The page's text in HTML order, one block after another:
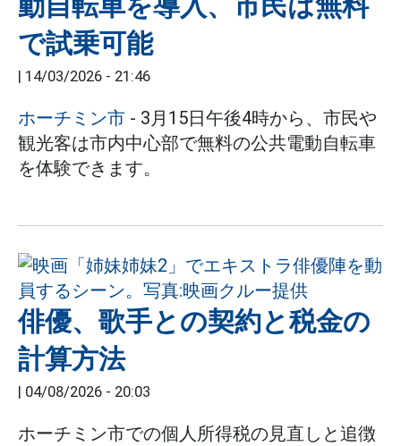
で試乗可能
| 14/03/2026 - 21:46
ホーチミン市 - 3月15日午後4時から、市民や
観光客は市内中心部で無料の公共電動自転車
を体験できます。
俳優、歌手との契約と税金の
計算方法
| 04/08/2026 - 20:03
ホーチミン市での個人所得税の見直しと追徴